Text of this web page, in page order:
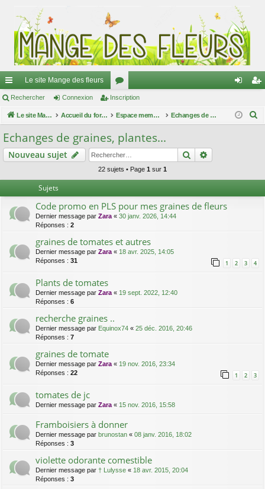
ac
co
ur
ci
Le site Mange des fleurs
or
u
s
ne cri
Rechercher Connexion Inscription
Le site Mange des fleurs Accueil du forum Espace membres Echanges de graines, plantes...
r
r
Echanges de graines, plantes...
Nouveau sujet Rechercher
22 sujets • Page 1 sur 1
Sujets
Code promo en PLS pour mes graines de fleurs
Dernier message par Zara « 30 janv. 2026, 14:44
Réponses : 2
graines de tomates et autres
Dernier message par Zara « 18 avr. 2025, 14:05
Réponses : 31 1 2 3 4
Plants de tomates
Dernier message par Zara « 19 sept. 2022, 12:40
Réponses : 6
recherche graines ..
Dernier message par Equinox74 « 25 déc. 2016, 20:46
Réponses : 7
graines de tomate
Dernier message par Zara « 19 nov. 2016, 23:34
Réponses : 22 1 2 3
tomates de jc
Dernier message par Zara « 15 nov. 2016, 15:58
Framboisiers à donner
Dernier message par brunostan « 08 janv. 2016, 18:02
Réponses : 3
violette odorante comestible
Dernier message par † Lulysse « 18 avr. 2015, 20:04
Réponses : 3